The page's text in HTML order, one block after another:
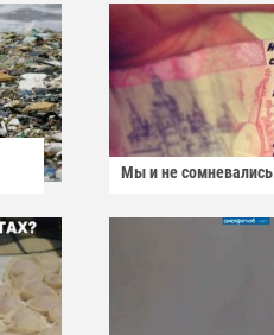
Мы и не сомневались